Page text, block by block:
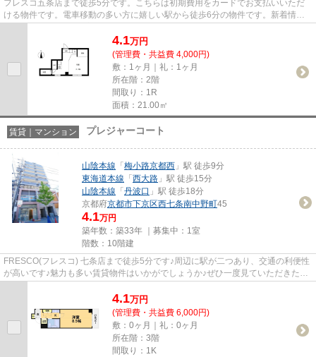
フレスコ五条店まで徒歩5分です。こちらは初期費用をカードでお支払いいただ
ける物件です。電車移動の多い方に嬉しい駅から徒歩6分の物件です。新着情
4.1万円
(管理費・共益費 4,000円)
敷：1ヶ月｜礼：1ヶ月
所在階：2階
間取り：1R
面積：21.00㎡
賃貸｜マンション プレジャーコート
山陰本線 「 梅小路京都西 」駅 徒歩9分
東海道本線 「 西大路 」駅 徒歩15分
山陰本線 「 丹波口 」駅 徒歩18分
京都府京都市下京区西七条南中野町45
4.1万円
築年数：築33年 ｜募集中： 1室
階数：10階建
FRESCO(フレスコ) 七条店まで徒歩5分です♪周辺に駅が二つあり、交通の利便性
が高いです♪魅力も多い賃貸物件はいかがでしょうか♪ぜひ一度見ていただきた
4.1万円
(管理費・共益費 6,000円)
敷：0ヶ月｜礼：0ヶ月
所在階：3階
間取り：1K